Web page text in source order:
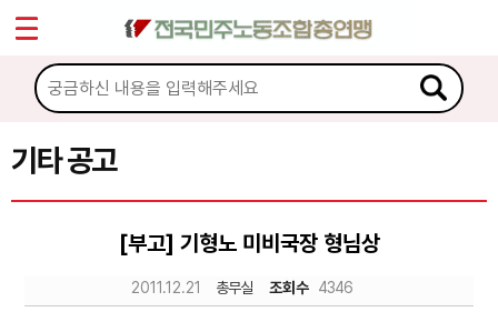
기타 공고
[부고] 기형노 미비국장 형님상
2011.12.21 총무실 조회수 4346
마이페이지
소개
소식
공지사항
Sketchbook5, 스케치북5
Sketchbook5, 스케치북5